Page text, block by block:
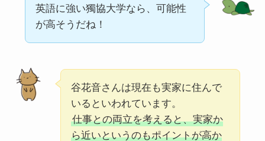
英語に強い獨協大学なら、可能性
が高そうだね！
谷花音さんは現在も実家に住んで
いるといわれています。
仕事との両立を考えると、実家か
ら近いというのもポイントが高か